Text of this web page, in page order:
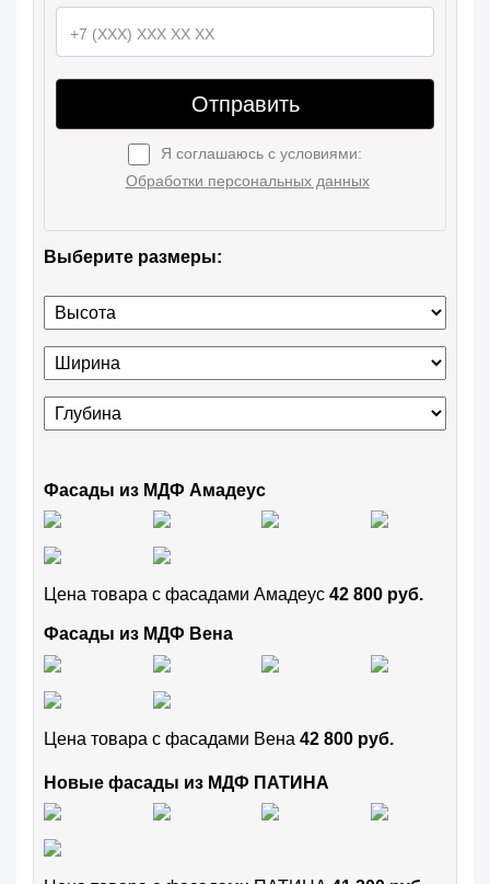
Отправить
Я соглашаюсь с условиями:
Обработки персональных данных
Выберите размеры:
Фасады из МДФ Амадеус
Цена товара с фасадами Амадеус 42 800 руб.
Фасады из МДФ Вена
Цена товара с фасадами Вена 42 800 руб.
Новые фасады из МДФ ПАТИНА